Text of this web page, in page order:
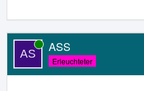
ASS
Online
Erleuchteter